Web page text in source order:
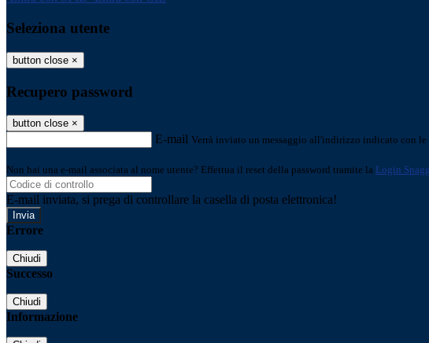
Seleziona utente
button close ×
Recupero password
button close ×
E-mail Verrà inviato un messaggio all'indirizzo indicato con le
Non hai una e-mail associata al nome utente? Effettua il reset della password tramite la Login
E-mail inviata, si prega di controllare la casella di posta elettronica!
Errore
Chiudi
Successo
Chiudi
Informazione